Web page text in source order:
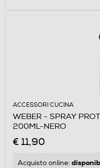
ACCESSORI CUCINA
WEBER - SPRAY
200ML-NERO
€ 11,90
Acquisto online: